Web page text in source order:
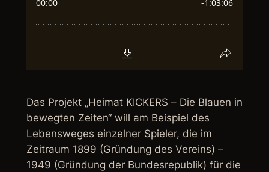
Das Projekt „Heimat KICKERS – Die Blauen in
bewegten Zeiten“ will am Beispiel des
Lebensweges einzelner Spieler, die im
Zeitraum 1899 (Gründung des Vereins) –
1949 (Gründung der Bundesrepublik) für die